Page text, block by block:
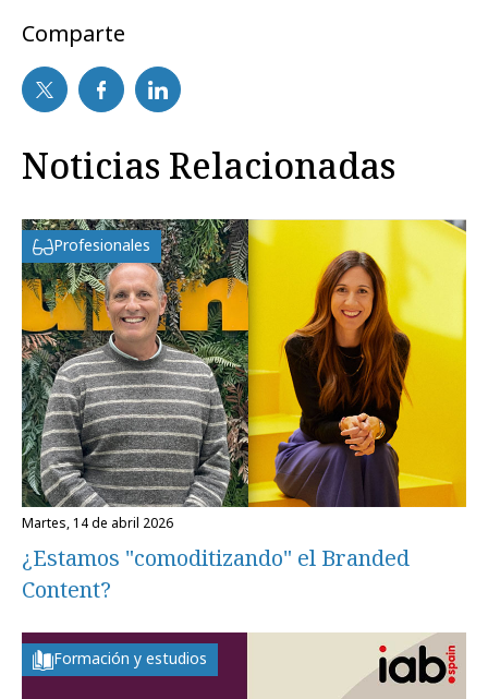
Comparte
Noticias Relacionadas
Profesionales
martes, 14 de abril 2026
¿Estamos "comoditizando" el Branded
Content?
Formación y estudios